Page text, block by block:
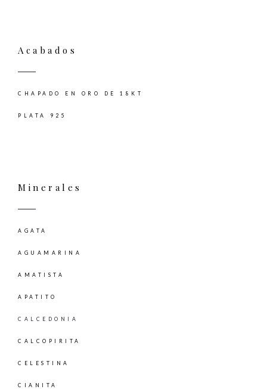
Acabados
CHAPADO EN ORO DE 18KT
PLATA 925
Minerales
AGATA
AGUAMARINA
AMATISTA
APATITO
CALCEDONIA
CALCOPIRITA
CELESTINA
CIANITA